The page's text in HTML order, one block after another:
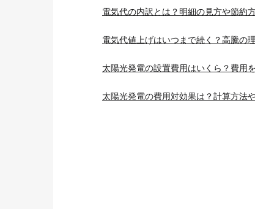
電気代の内訳とは？明細の見方や節約
電気代値上げはいつまで続く？高騰の
太陽光発電の設置費用はいくら？費用
太陽光発電の費用対効果は？計算方法